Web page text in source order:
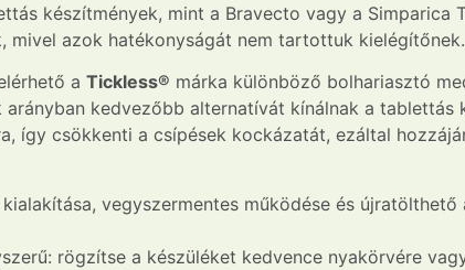
készítmények, mint a Bravecto vagy a
mivel azok hatékonyságát nem tartottuk kielégítőnek.
a Tickless® márka különböző bolhariasztó
kedvezőbb alternatívát kínálnak a
így csökkenti a csípések kockázatát, ezáltal
vegyszermentes működése és
rögzítse a készüléket kedvence nyakörvére